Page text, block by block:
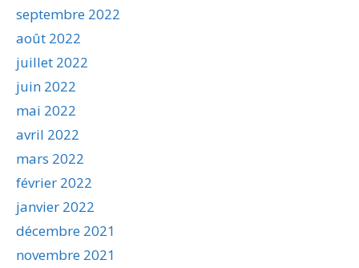
septembre 2022
août 2022
juillet 2022
juin 2022
mai 2022
avril 2022
mars 2022
février 2022
janvier 2022
décembre 2021
novembre 2021